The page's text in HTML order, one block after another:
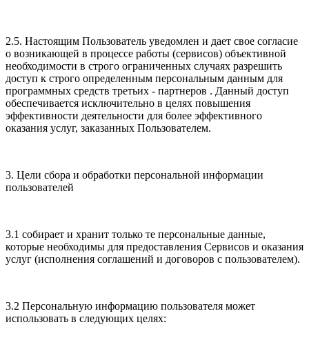
2.5. Настоящим Пользователь уведомлен и дает свое согласие
о возникающей в процессе работы (сервисов) объективной
необходимости в строго ограниченных случаях разрешить
доступ к строго определенным персональным данным для
программных средств третьих - партнеров . Данный доступ
обеспечивается исключительно в целях повышения
эффективности деятельности для более эффективного
оказания услуг, заказанных Пользователем.
3. Цели сбора и обработки персональной информации
пользователей
3.1 собирает и хранит только те персональные данные,
которые необходимы для предоставления Сервисов и оказания
услуг (исполнения соглашений и договоров с пользователем).
3.2 Персональную информацию пользователя может
использовать в следующих целях: